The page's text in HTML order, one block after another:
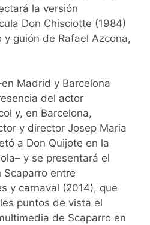
la versión
Don Chisciotte (1984)
y guión de Rafael Azcona,
Madrid y Barcelona
del actor
y, en Barcelona,
y director Josep Maria
a Don Quijote en la
y se presentará el
Scaparro entre
y carnaval (2014), que
puntos de vista el
de Scaparro en